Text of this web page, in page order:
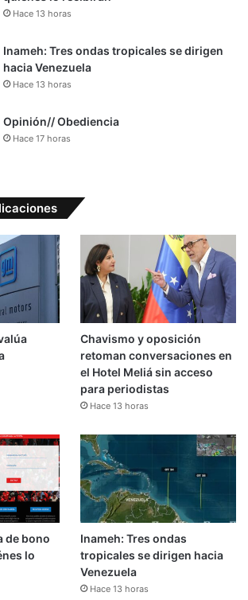
Hace 13 horas
Inameh: Tres ondas tropicales se dirigen
hacia Venezuela
Hace 13 horas
Opinión// Obediencia
Hace 17 horas
Chavismo y oposición
retoman conversaciones en
el Hotel Meliá sin acceso
para periodistas
Hace 13 horas
de bono
lo
Inameh: Tres ondas
tropicales se dirigen hacia
Venezuela
Hace 13 horas